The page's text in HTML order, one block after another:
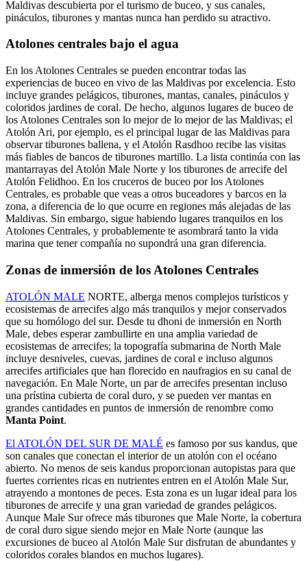
Maldivas descubierta por el turismo de buceo, y sus canales,
pináculos, tiburones y mantas nunca han perdido su atractivo.
Atolones centrales bajo el agua
En los Atolones Centrales se pueden encontrar todas las
experiencias de buceo en vivo de las Maldivas por excelencia. Esto
incluye grandes pelágicos, tiburones, mantas, canales, pináculos y
coloridos jardines de coral. De hecho, algunos lugares de buceo de
los Atolones Centrales son lo mejor de lo mejor de las Maldivas; el
Atolón Ari, por ejemplo, es el principal lugar de las Maldivas para
observar tiburones ballena, y el Atolón Rasdhoo recibe las visitas
más fiables de bancos de tiburones martillo. La lista continúa con las
mantarrayas del Atolón Male Norte y los tiburones de arrecife del
Atolón Felidhoo. En los cruceros de buceo por los Atolones
Centrales, es probable que veas a otros buceadores y barcos en la
zona, a diferencia de lo que ocurre en regiones más alejadas de las
Maldivas. Sin embargo, sigue habiendo lugares tranquilos en los
Atolones Centrales, y probablemente te asombrará tanto la vida
marina que tener compañía no supondrá una gran diferencia.
Zonas de inmersión de los Atolones Centrales
ATOLÓN MALE NORTE, alberga menos complejos turísticos y
ecosistemas de arrecifes algo más tranquilos y mejor conservados
que su homólogo del sur. Desde tu dhoni de inmersión en North
Male, debes esperar zambullirte en una amplia variedad de
ecosistemas de arrecifes; la topografía submarina de North Male
incluye desniveles, cuevas, jardines de coral e incluso algunos
arrecifes artificiales que han florecido en naufragios en su canal de
navegación. En Male Norte, un par de arrecifes presentan incluso
una prístina cubierta de coral duro, y se pueden ver mantas en
grandes cantidades en puntos de inmersión de renombre como
Manta Point.
El ATOLÓN DEL SUR DE MALÉ es famoso por sus kandus, que
son canales que conectan el interior de un atolón con el océano
abierto. No menos de seis kandus proporcionan autopistas para que
fuertes corrientes ricas en nutrientes entren en el Atolón Male Sur,
atrayendo a montones de peces. Esta zona es un lugar ideal para los
tiburones de arrecife y una gran variedad de grandes pelágicos.
Aunque Male Sur ofrece más tiburones que Male Norte, la cobertura
de coral duro sigue siendo mejor en Male Norte (aunque las
excursiones de buceo al Atolón Male Sur disfrutan de abundantes y
coloridos corales blandos en muchos lugares).